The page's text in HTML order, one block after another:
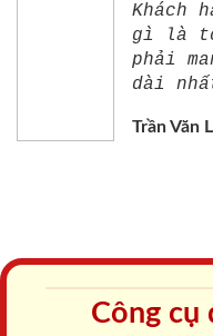
Khách
gì là
phải
dài
Trần Văn
Công cụ